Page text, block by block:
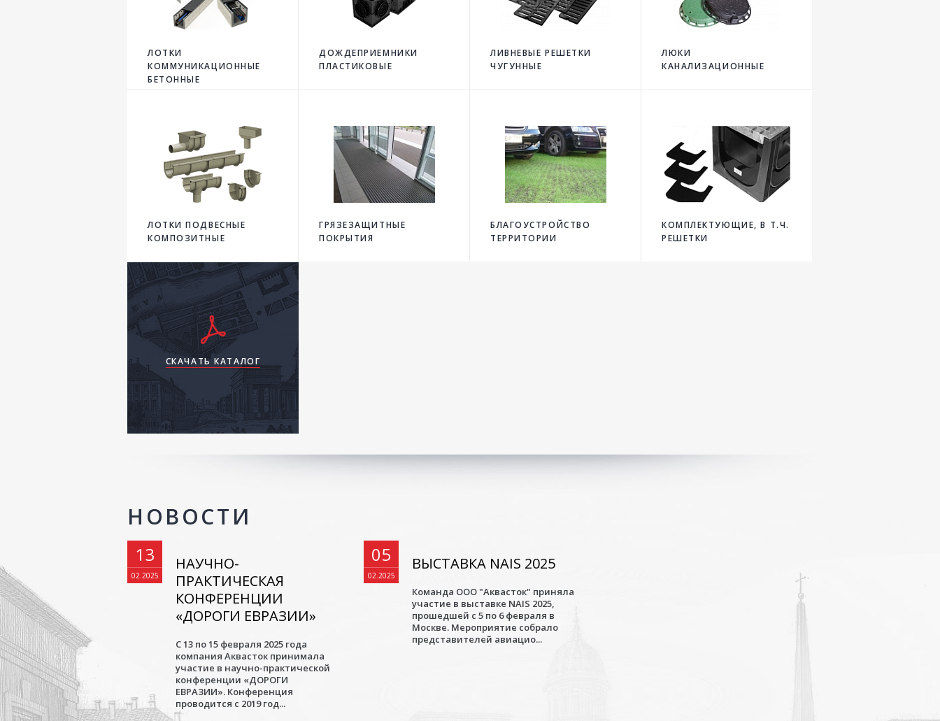
ЛОТКИ
КОММУНИКАЦИОННЫЕ
БЕТОННЫЕ
ДОЖДЕПРИЕМНИКИ
ПЛАСТИКОВЫЕ
ЛИВНЕВЫЕ РЕШЕТКИ
ЧУГУННЫЕ
ЛЮКИ
КАНАЛИЗАЦИОННЫЕ
ЛОТКИ ПОДВЕСНЫЕ
КОМПОЗИТНЫЕ
ГРЯЗЕЗАЩИТНЫЕ
ПОКРЫТИЯ
БЛАГОУСТРОЙСТВО
ТЕРРИТОРИИ
КОМПЛЕКТУЮЩИЕ, В Т.Ч.
РЕШЕТКИ
СКАЧАТЬ КАТАЛОГ
НОВОСТИ
13
02.2025
НАУЧНО-
ПРАКТИЧЕСКАЯ
КОНФЕРЕНЦИИ
«ДОРОГИ ЕВРАЗИИ»
С 13 по 15 февраля 2025 года
компания Аквасток принимала
участие в научно-практической
конференции «ДОРОГИ
ЕВРАЗИИ». Конференция
проводится с 2019 год...
05
02.2025
ВЫСТАВКА NAIS 2025
Команда ООО "Аквасток" приняла
участие в выставке NAIS 2025,
прошедшей с 5 по 6 февраля в
Москве. Мероприятие собрало
представителей авиацио...